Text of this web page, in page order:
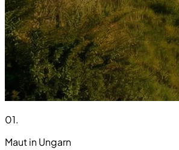
01.
Maut in Ungarn